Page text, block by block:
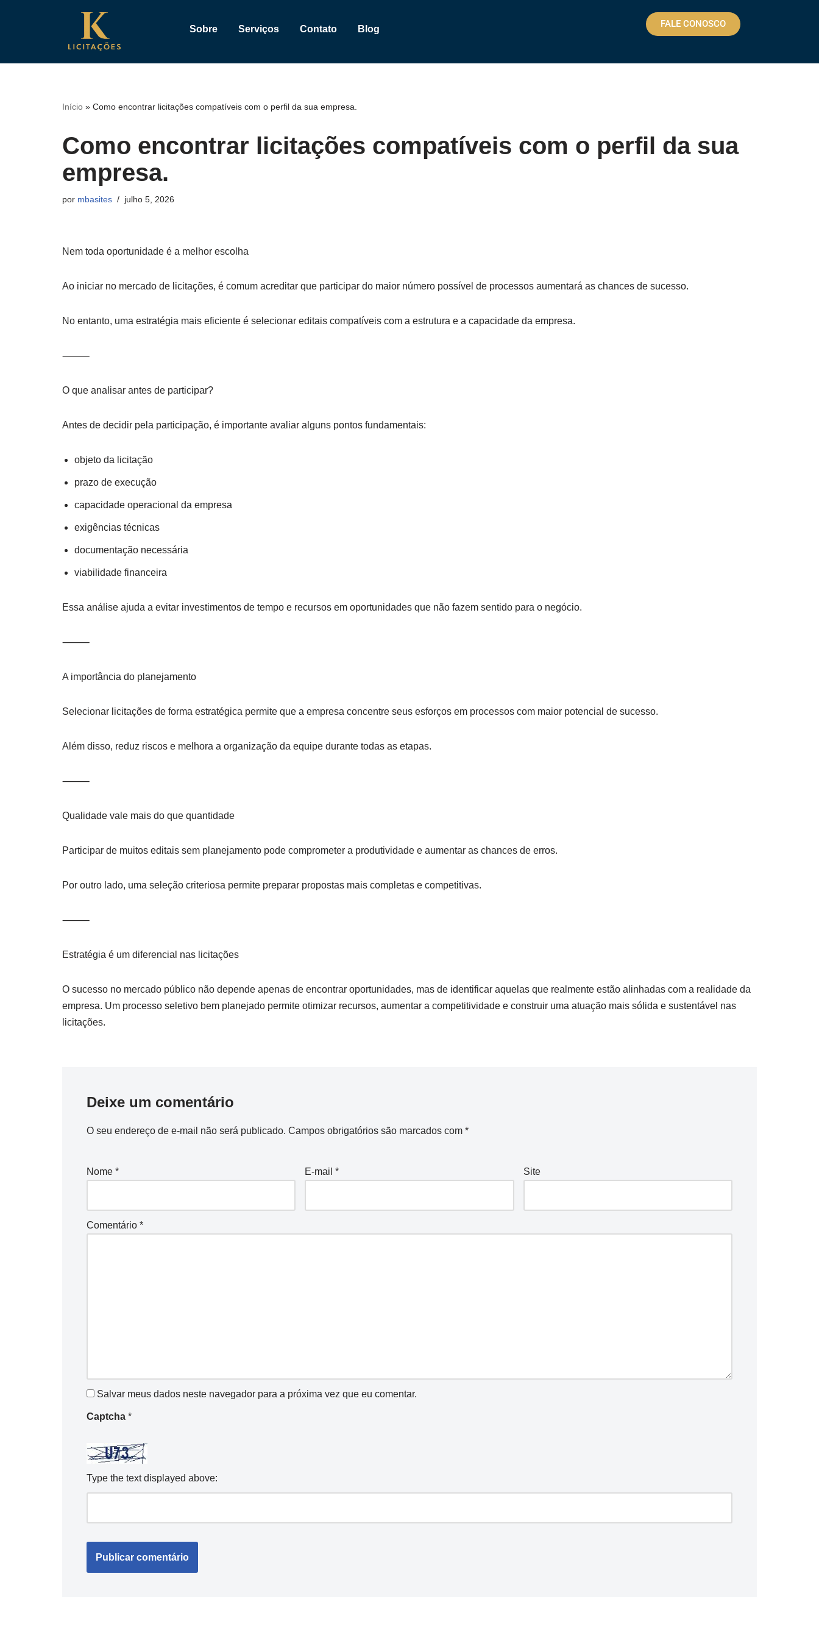
Sobre Serviços Contato Blog FALE CONOSCO
Início » Como encontrar licitações compatíveis com o perfil da sua empresa.
Como encontrar licitações compatíveis com o perfil da sua
empresa.
por mbasites julho 5, 2026
Nem toda oportunidade é a melhor escolha
Ao iniciar no mercado de licitações, é comum acreditar que participar do maior número possível de processos aumentará as chances de sucesso.
No entanto, uma estratégia mais eficiente é selecionar editais compatíveis com a estrutura e a capacidade da empresa.
⸻
O que analisar antes de participar?
Antes de decidir pela participação, é importante avaliar alguns pontos fundamentais:
objeto da licitação
prazo de execução
capacidade operacional da empresa
exigências técnicas
documentação necessária
viabilidade financeira
Essa análise ajuda a evitar investimentos de tempo e recursos em oportunidades que não fazem sentido para o negócio.
⸻
A importância do planejamento
Selecionar licitações de forma estratégica permite que a empresa concentre seus esforços em processos com maior potencial de sucesso.
Além disso, reduz riscos e melhora a organização da equipe durante todas as etapas.
⸻
Qualidade vale mais do que quantidade
Participar de muitos editais sem planejamento pode comprometer a produtividade e aumentar as chances de erros.
Por outro lado, uma seleção criteriosa permite preparar propostas mais completas e competitivas.
⸻
Estratégia é um diferencial nas licitações
O sucesso no mercado público não depende apenas de encontrar oportunidades, mas de identificar aquelas que realmente estão alinhadas com a realidade da
empresa. Um processo seletivo bem planejado permite otimizar recursos, aumentar a competitividade e construir uma atuação mais sólida e sustentável nas
licitações.
Deixe um comentário
O seu endereço de e-mail não será publicado. Campos obrigatórios são marcados com *
Nome * E-mail* Site
Comentário *
Salvar meus dados neste navegador para a próxima vez que eu comentar.
Captcha *
Type the text displayed above: